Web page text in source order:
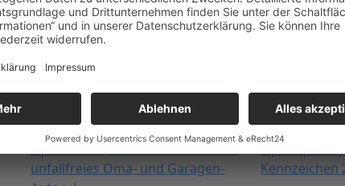
Opel Astra 1,6L -1996- Automatik –
unfallfreies Oma- und Garagen-
Opel Opel
Kennzeichen